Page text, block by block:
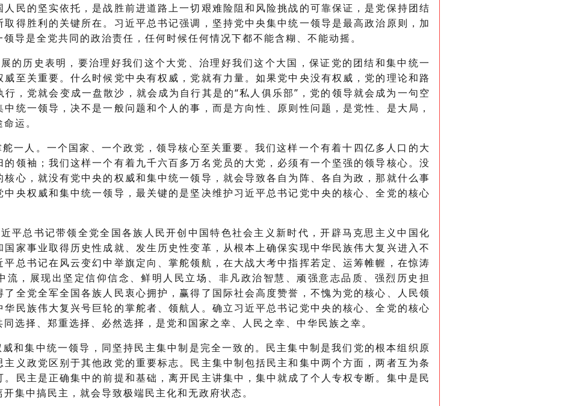
人民的坚实依托，是战胜前进道路上一切艰难险阻和风险挑战的可靠保证，是党保持团结
得胜利的关键所在。习近平总书记强调，坚持党中央集中统一领导是最高政治原则，加
导是全党共同的政治责任，任何时候任何情况下都不能含糊、不能动摇。
的历史表明，要治理好我们这个大党、治理好我们这个大国，保证党的团结和集中统一
至关重要。什么时候党中央有权威，党就有力量。如果党中央没有权威，党的理论和路
，党就会变成一盘散沙，就会成为自行其是的“私人俱乐部”，党的领导就会成为一句空
统一领导，决不是一般问题和个人的事，而是方向性、原则性问题，是党性、是大局，
运。
舵一人。一个国家、一个政党，领导核心至关重要。我们这样一个有着十四亿多人口的大
的领袖；我们这样一个有着九千六百多万名党员的大党，必须有一个坚强的领导核心。没
心，就没有党中央的权威和集中统一领导，就会导致各自为阵、各自为政，那就什么事
央权威和集中统一领导，最关键的是坚决维护习近平总书记党中央的核心、全党的核心
平总书记带领全党全国各族人民开创中国特色社会主义新时代，开辟马克思主义中国化
国家事业取得历史性成就、发生历史性变革，从根本上确保实现中华民族伟大复兴进入不
总书记在风云变幻中举旗定向、掌舵领航，在大战大考中指挥若定、运筹帷幄，在惊涛
流，展现出坚定信仰信念、鲜明人民立场、非凡政治智慧、顽强意志品质、强烈历史担
了全党全军全国各族人民衷心拥护，赢得了国际社会高度赞誉，不愧为党的核心、人民领
民族伟大复兴号巨轮的掌舵者、领航人。确立习近平总书记党中央的核心、全党的核心
选择、郑重选择、必然选择，是党和国家之幸、人民之幸、中华民族之幸。
威和集中统一领导，同坚持民主集中制是完全一致的。民主集中制是我们党的根本组织原
主义政党区别于其他政党的重要标志。民主集中制包括民主和集中两个方面，两者互为条
民主是正确集中的前提和基础，离开民主讲集中，集中就成了个人专权专断。集中是民
集中搞民主，就会导致极端民主化和无政府状态。